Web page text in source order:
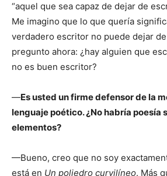
“aquel que sea capaz de dejar de
Me imagino que lo que quería
verdadero escritor no puede dejar
pregunto ahora: ¿hay alguien que
no es buen escritor?
—Es usted un firme defensor de la
lenguaje poético. ¿No habría poesía
elementos?
—Bueno, creo que no soy
está en Un poliedro curvilíneo. Más